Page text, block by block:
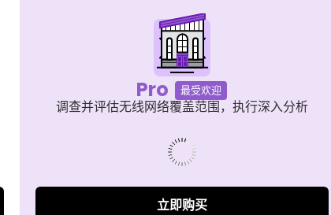
Pro 最受欢迎
调查并评估无线网络覆盖范围，执行深入分析
573941
立即购买